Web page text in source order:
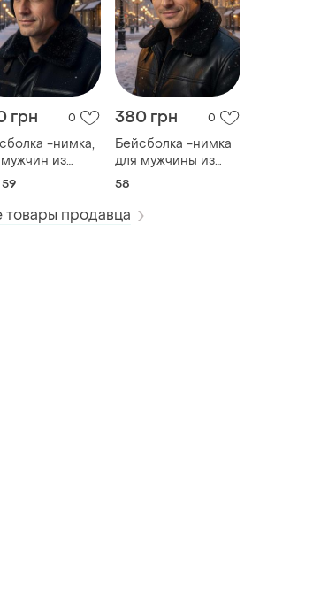
грн 0
-нимка,
из
на флиса, на
380 грн 0
Бейсболка -нимка
для мужчины из
искусственной
зиму.
58
товары продавца